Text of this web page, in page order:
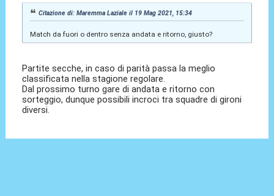
Citazione di: Maremma Laziale il 19 Mag 2021, 15:34
Match da fuori o dentro senza andata e ritorno, giusto?
Partite secche, in caso di parità passa la meglio
classificata nella stagione regolare.
Dal prossimo turno gare di andata e ritorno con
sorteggio, dunque possibili incroci tra squadre di gironi
diversi.